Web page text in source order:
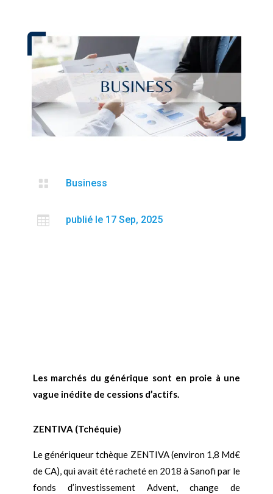
 Business
 publié le 17 Sep, 2025
Les marchés du générique sont en proie à une
vague inédite de cessions d’actifs.
ZENTIVA (Tchéquie)
Le génériqueur tchèque ZENTIVA (environ 1,8 Md€
de CA), qui avait été racheté en 2018 à Sanofi par le
fonds d’investissement Advent, change de